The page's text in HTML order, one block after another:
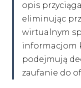
opis
eliminując
wirtualnym
informacjom
podejmują
zaufanie do